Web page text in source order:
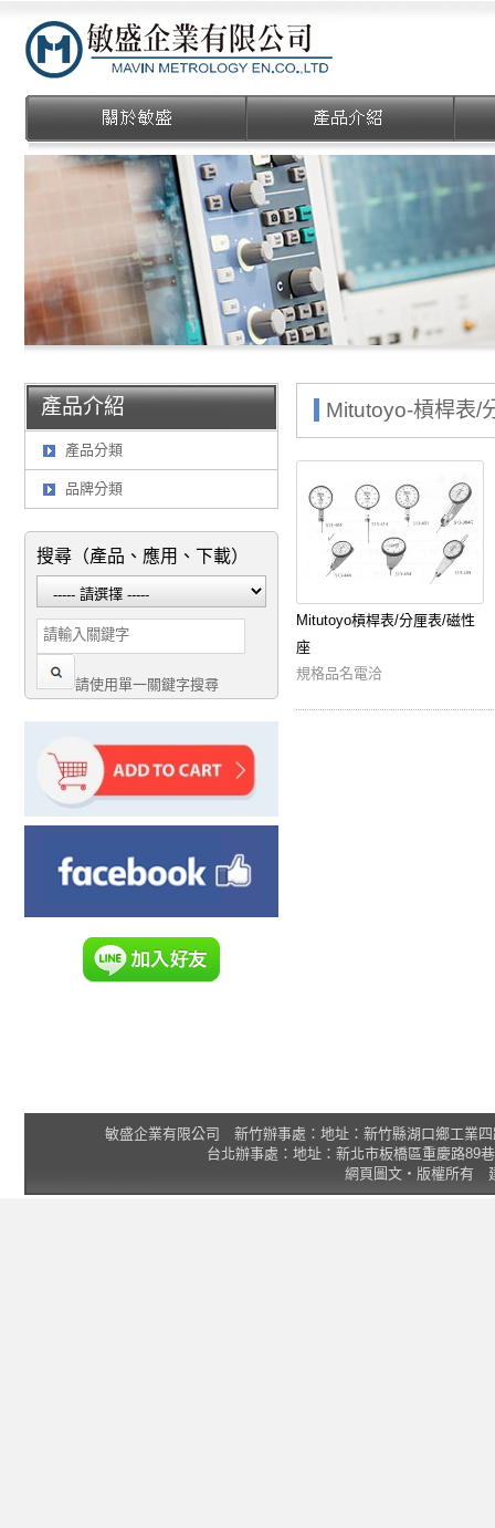
產品介紹
產品分類
品牌分類
搜尋（產品、應用、下載）
請使用單一關鍵字搜尋
Mitutoyo-槓桿表/
Mitutoyo槓桿表/分厘表/磁性
座
規格品名電洽
敏盛企業有限公司 新竹辦事處：地址：新竹縣湖口鄉工業
台北辦事處：地址：新北市板橋區重慶路89
網頁圖文‧版權所有 建